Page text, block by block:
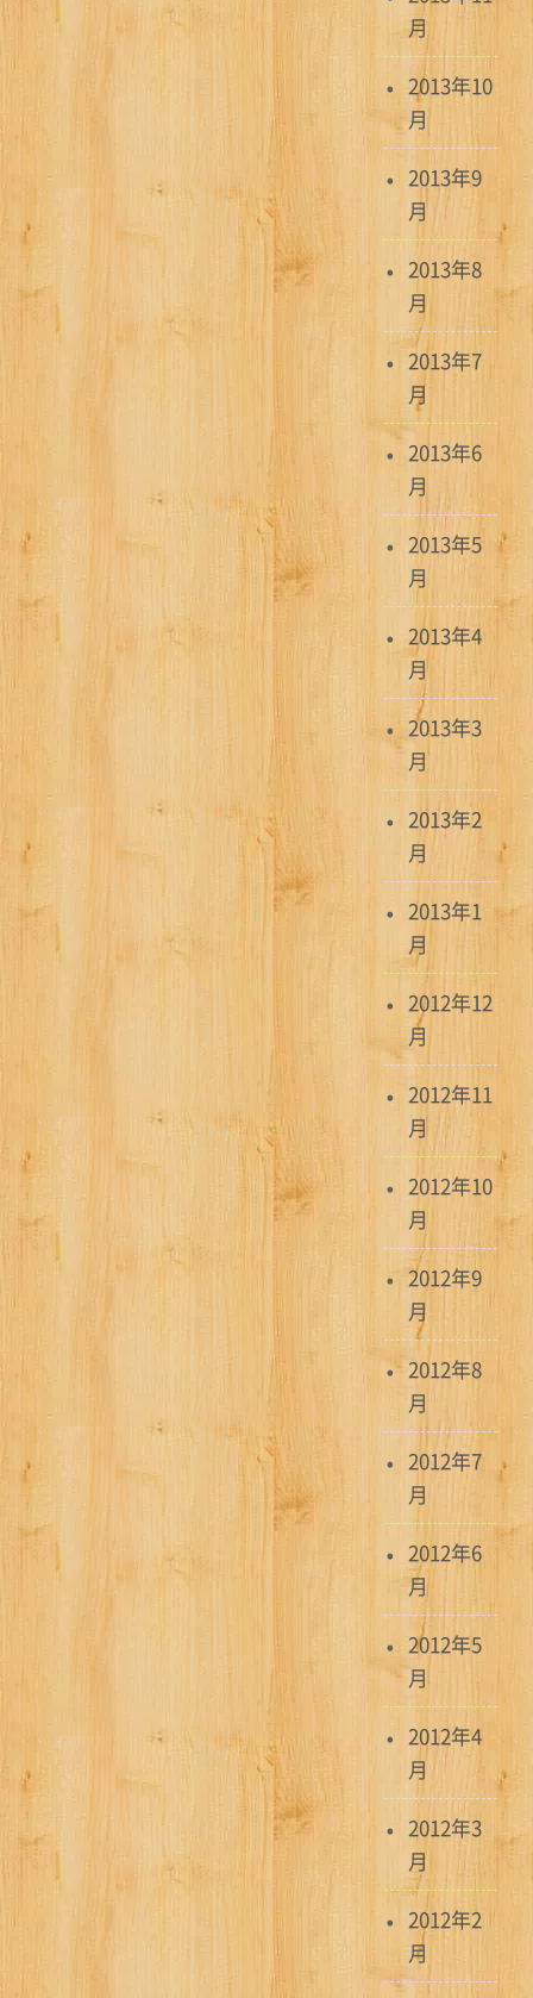
月
2013年10
月
2013年9
月
2013年8
月
2013年7
月
2013年6
月
2013年5
月
2013年4
月
2013年3
月
2013年2
月
2013年1
月
2012年12
月
2012年11
月
2012年10
月
2012年9
月
2012年8
月
2012年7
月
2012年6
月
2012年5
月
2012年4
月
2012年3
月
2012年2
月